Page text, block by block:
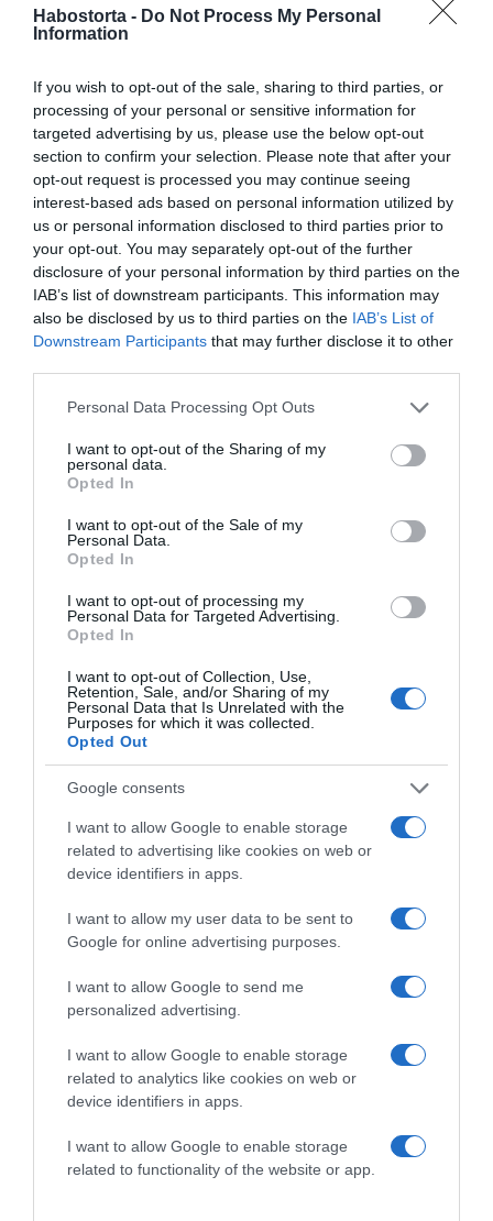
Habostorta - Do Not Process My Personal
Information
If you wish to opt-out of the sale, sharing to third parties, or
processing of your personal or sensitive information for
targeted advertising by us, please use the below opt-out
section to confirm your selection. Please note that after your
opt-out request is processed you may continue seeing
interest-based ads based on personal information utilized by
us or personal information disclosed to third parties prior to
your opt-out. You may separately opt-out of the further
disclosure of your personal information by third parties on the
IAB’s list of downstream participants. This information may
also be disclosed by us to third parties on the IAB’s List of
Downstream Participants that may further disclose it to other
Please note that this website/app uses one or more Google
not limited to your visit or usage behaviour. You may click to
grant or deny consent to Google and its third-party tags to
use your data for below specified purposes in below Google
consent section.
Personal Data Processing Opt Outs
I want to opt-out of the Sharing of my
personal data.
Opted In
I want to opt-out of the Sale of my
Personal Data.
Opted In
I want to opt-out of processing my
Personal Data for Targeted Advertising.
Opted In
I want to opt-out of Collection, Use,
Retention, Sale, and/or Sharing of my
Personal Data that Is Unrelated with the
Purposes for which it was collected.
Opted Out
Google consents
I want to allow Google to enable storage
related to advertising like cookies on web or
device identifiers in apps.
I want to allow my user data to be sent to
Google for online advertising purposes.
I want to allow Google to send me
personalized advertising.
I want to allow Google to enable storage
related to analytics like cookies on web or
device identifiers in apps.
I want to allow Google to enable storage
related to functionality of the website or app.
Megosztás:
Címkék: öröm ,Jolly,izgatottság,nagyszülő
Korábbi bejegyzések Következő bejegyzés
HASONLÓ BEJEGYZÉSEK
2026-08-07.
3 ok, amiért egy idősebb nő fiatalabb férfit választ